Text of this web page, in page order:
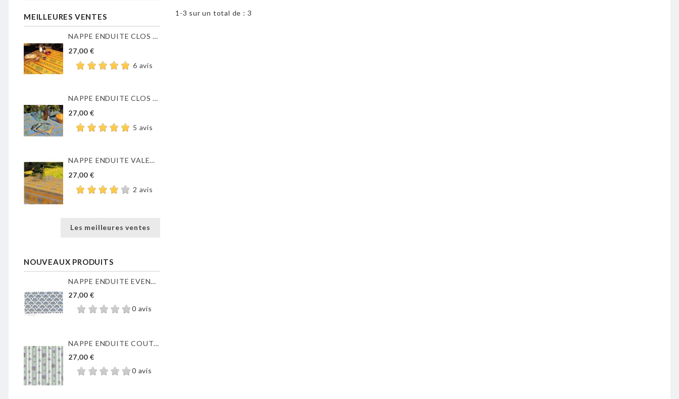
MEILLEURES VENTES
NAPPE ENDUITE CLOS DES...
27,00 €
6 avis
NAPPE ENDUITE CLOS DES...
27,00 €
5 avis
NAPPE ENDUITE VALENSOLE JAUNE
27,00 €
2 avis
Les meilleures ventes
NOUVEAUX PRODUITS
NAPPE ENDUITE EVENTAILS...
27,00 €
0 avis
NAPPE ENDUITE COUTIL DE...
27,00 €
0 avis
1-3 sur un total de : 3